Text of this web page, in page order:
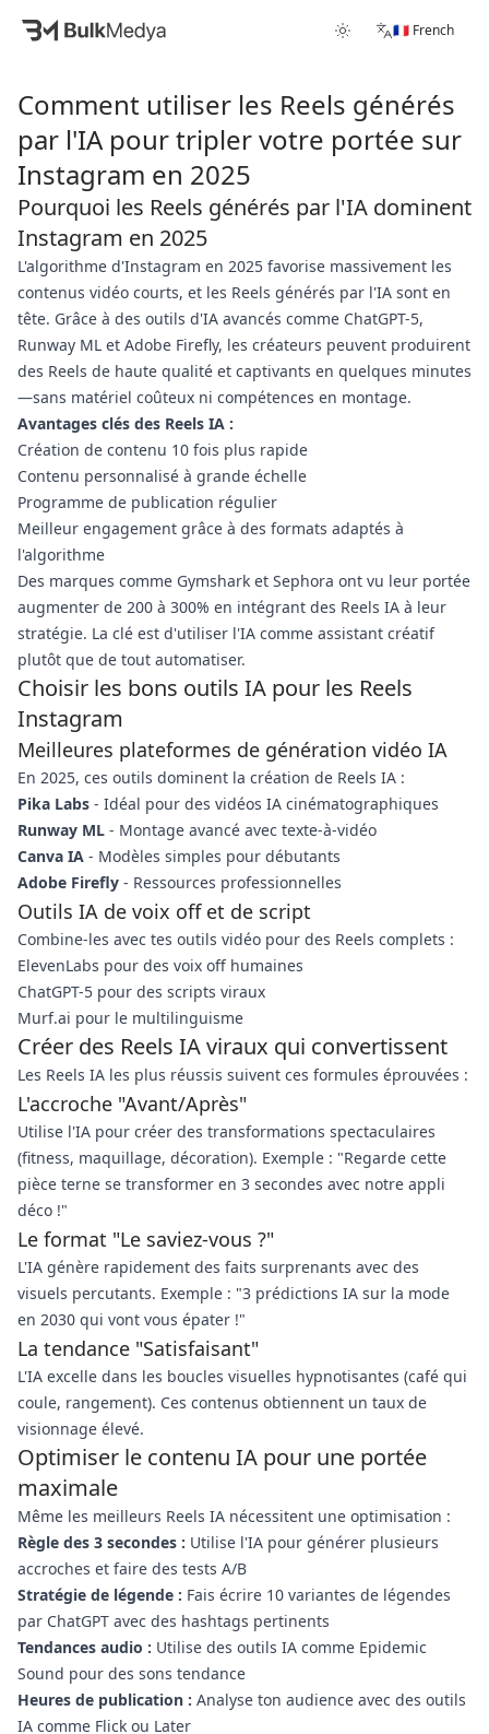
🇫🇷 French
Comment utiliser les Reels générés
par l'IA pour tripler votre portée sur
Instagram en 2025
Pourquoi les Reels générés par l'IA dominent
Instagram en 2025
L'algorithme d'Instagram en 2025 favorise massivement les
contenus vidéo courts, et les Reels générés par l'IA sont en
tête. Grâce à des outils d'IA avancés comme ChatGPT-5,
Runway ML et Adobe Firefly, les créateurs peuvent produirent
des Reels de haute qualité et captivants en quelques minutes
—sans matériel coûteux ni compétences en montage.
Avantages clés des Reels IA :
Création de contenu 10 fois plus rapide
Contenu personnalisé à grande échelle
Programme de publication régulier
Meilleur engagement grâce à des formats adaptés à
l'algorithme
Des marques comme Gymshark et Sephora ont vu leur portée
augmenter de 200 à 300% en intégrant des Reels IA à leur
stratégie. La clé est d'utiliser l'IA comme assistant créatif
plutôt que de tout automatiser.
Choisir les bons outils IA pour les Reels
Instagram
Meilleures plateformes de génération vidéo IA
En 2025, ces outils dominent la création de Reels IA :
Pika Labs - Idéal pour des vidéos IA cinématographiques
Runway ML - Montage avancé avec texte-à-vidéo
Canva IA - Modèles simples pour débutants
Adobe Firefly - Ressources professionnelles
Outils IA de voix off et de script
Combine-les avec tes outils vidéo pour des Reels complets :
ElevenLabs pour des voix off humaines
ChatGPT-5 pour des scripts viraux
Murf.ai pour le multilinguisme
Créer des Reels IA viraux qui convertissent
Les Reels IA les plus réussis suivent ces formules éprouvées :
L'accroche "Avant/Après"
Utilise l'IA pour créer des transformations spectaculaires
(fitness, maquillage, décoration). Exemple : "Regarde cette
pièce terne se transformer en 3 secondes avec notre appli
déco !"
Le format "Le saviez-vous ?"
L'IA génère rapidement des faits surprenants avec des
visuels percutants. Exemple : "3 prédictions IA sur la mode
en 2030 qui vont vous épater !"
La tendance "Satisfaisant"
L'IA excelle dans les boucles visuelles hypnotisantes (café qui
coule, rangement). Ces contenus obtiennent un taux de
visionnage élevé.
Optimiser le contenu IA pour une portée
maximale
Même les meilleurs Reels IA nécessitent une optimisation :
Règle des 3 secondes : Utilise l'IA pour générer plusieurs
accroches et faire des tests A/B
Stratégie de légende : Fais écrire 10 variantes de légendes
par ChatGPT avec des hashtags pertinents
Tendances audio : Utilise des outils IA comme Epidemic
Sound pour des sons tendance
Heures de publication : Analyse ton audience avec des outils
IA comme Flick ou Later